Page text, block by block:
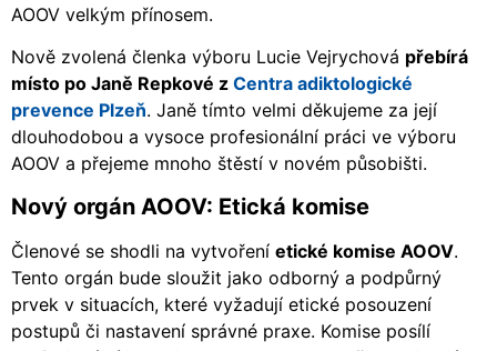
AOOV velkým přínosem.
Nově zvolená členka výboru Lucie Vejrychová přebírá
místo po Janě Repkové z Centra adiktologické
prevence Plzeň. Janě tímto velmi děkujeme za její
dlouhodobou a vysoce profesionální práci ve výboru
AOOV a přejeme mnoho štěstí v novém působišti.
Nový orgán AOOV: Etická komise
Členové se shodli na vytvoření etické komise AOOV.
Tento orgán bude sloužit jako odborný a podpůrný
prvek v situacích, které vyžadují etické posouzení
postupů či nastavení správné praxe. Komise posílí